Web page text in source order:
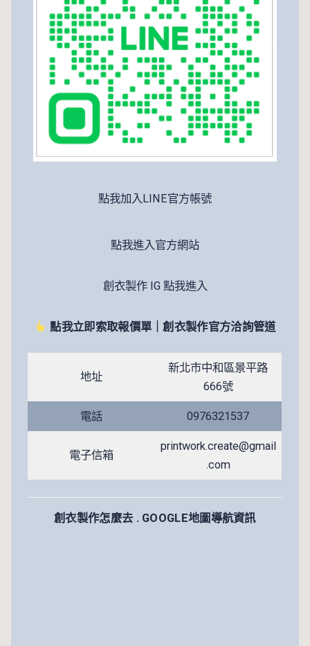
點我加入LINE官方帳號
點我進入官方網站
創衣製作 IG 點我進入
點我立即索取報價單｜創衣製作官方洽詢管道
地址
新北市中和區景平路
666號
電話 0976321537
電子信箱
printwork.create@gmail
.com
創衣製作怎麼去 . GOOGLE地圖導航資訊